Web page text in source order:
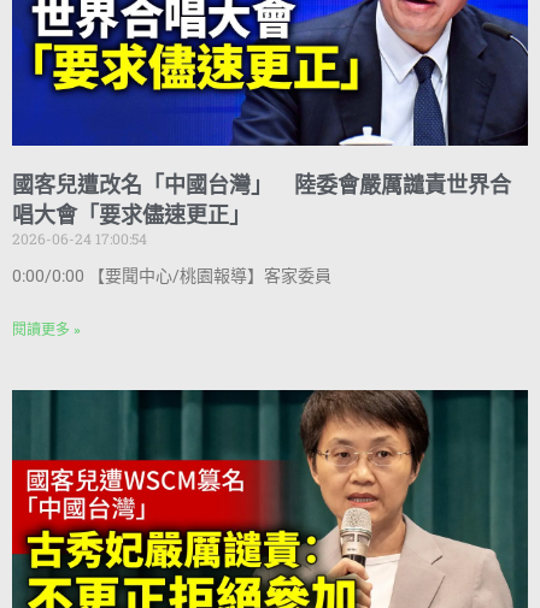
國客兒遭改名「中國台灣」 陸委會嚴厲譴責世界合
唱大會「要求儘速更正」
2026-06-24 17:00:54
0:00/0:00 【要聞中心/桃園報導】客家委員
閱讀更多 »